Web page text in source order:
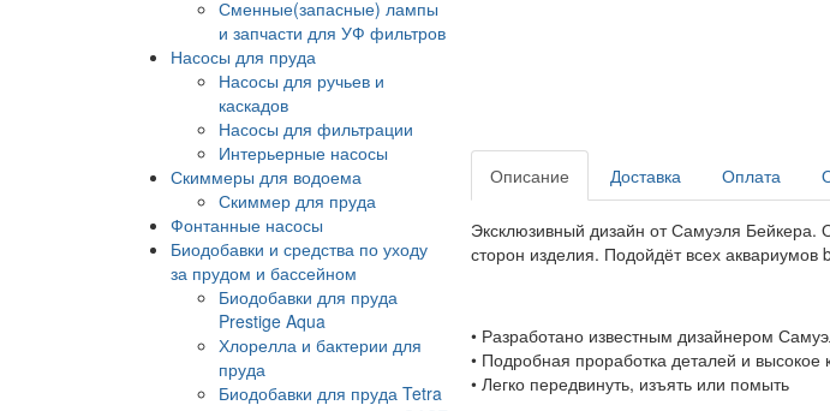
Сменные(запасные) лампы
и запчасти для УФ фильтров
Насосы для пруда
Насосы для ручьев и
каскадов
Насосы для фильтрации
Интерьерные насосы
Скиммеры для водоема
Скиммер для пруда
Фонтанные насосы
Биодобавки и средства по уходу
за прудом и бассейном
Биодобавки для пруда
Prestige Aqua
Хлорелла и бактерии для
пруда
Биодобавки для пруда Tetra
Описание Доставка Оплата
Эксклюзивный дизайн от Самуэля Бейкера.
сторон изделия. Подойдёт всех
• Разработано известным дизайнером
• Подробная проработка деталей и высокое
• Легко передвинуть, изъять или помыть